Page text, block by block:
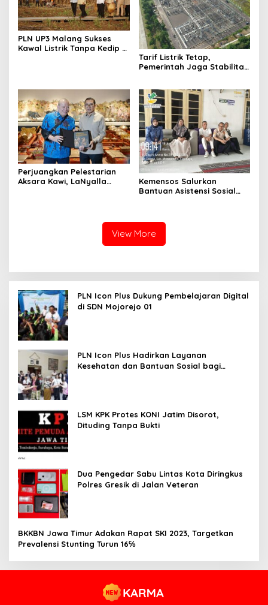
PLN UP3 Malang Sukses
Kawal Listrik Tanpa Kedip di
Tarif Listrik Tetap,
Pemerintah Jaga Stabilitas
Perjuangkan Pelestarian
Aksara Kawi, LaNyalla
Kemensos Salurkan
Bantuan Asistensi Sosial
View More
PLN Icon Plus Dukung Pembelajaran Digital
di SDN Mojorejo 01
PLN Icon Plus Hadirkan Layanan
Kesehatan dan Bantuan Sosial bagi
LSM KPK Protes KONI Jatim Disorot,
Dituding Tanpa Bukti
Dua Pengedar Sabu Lintas Kota Diringkus
Polres Gresik di Jalan Veteran
BKKBN Jawa Timur Adakan Rapat SKI 2023, Targetkan
Prevalensi Stunting Turun 16℅